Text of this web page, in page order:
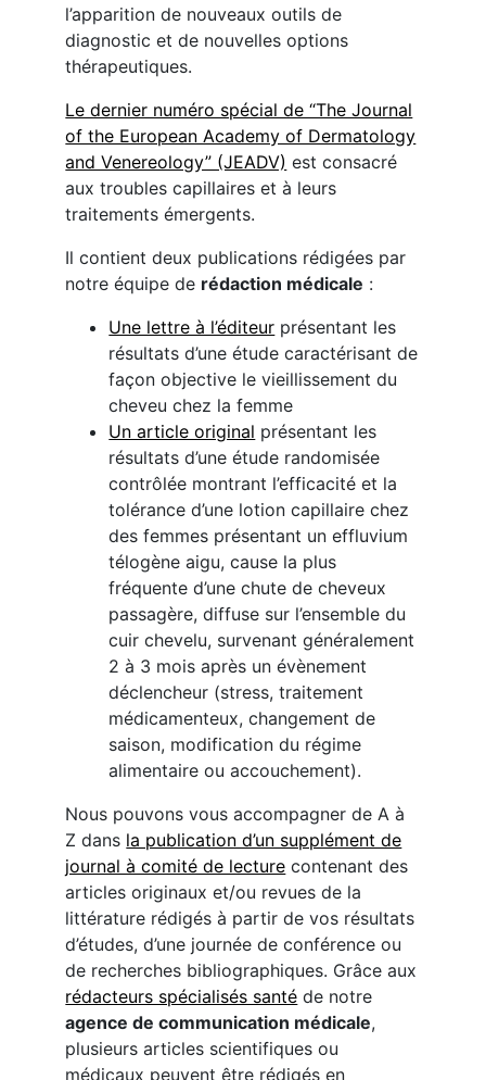
l’apparition de nouveaux outils de
diagnostic et de nouvelles options
thérapeutiques.
Le dernier numéro spécial de “The Journal
of the European Academy of Dermatology
and Venereology” (JEADV) est consacré
aux troubles capillaires et à leurs
traitements émergents.
Il contient deux publications rédigées par
notre équipe de rédaction médicale :
Une lettre à l’éditeur présentant les
résultats d’une étude caractérisant de
façon objective le vieillissement du
cheveu chez la femme
Un article original présentant les
résultats d’une étude randomisée
contrôlée montrant l’efficacité et la
tolérance d’une lotion capillaire chez
des femmes présentant un effluvium
télogène aigu, cause la plus
fréquente d’une chute de cheveux
passagère, diffuse sur l’ensemble du
cuir chevelu, survenant généralement
2 à 3 mois après un évènement
déclencheur (stress, traitement
médicamenteux, changement de
saison, modification du régime
alimentaire ou accouchement).
Nous pouvons vous accompagner de A à
Z dans la publication d’un supplément de
journal à comité de lecture contenant des
articles originaux et/ou revues de la
littérature rédigés à partir de vos résultats
d’études, d’une journée de conférence ou
de recherches bibliographiques. Grâce aux
rédacteurs spécialisés santé de notre
agence de communication médicale,
plusieurs articles scientifiques ou
médicaux peuvent être rédigés en